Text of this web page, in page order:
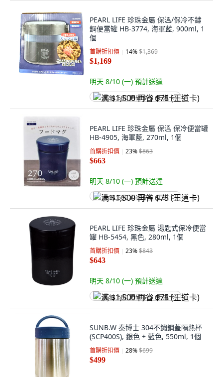
PEARL LIFE 珍珠金屬 保溫/保冷不鏽
鋼便當罐 HB-3774, 海軍藍, 900ml, 1
個
首購折扣價 14%$1,369
$1,169
明天 8/10 (一) 預計送達
满 $1,500 再省 $75 (王道卡)
PEARL LIFE 珍珠金屬 保溫 保冷便當罐
HB-4905, 海軍藍, 270ml, 1個
首購折扣價 23%$863
$663
明天 8/10 (一) 預計送達
满 $1,500 再省 $75 (王道卡)
PEARL LIFE 珍珠金屬 湯匙式保冷便當
罐 HB-5454, 黑色, 280ml, 1個
首購折扣價 23%$843
$643
明天 8/10 (一) 預計送達
满 $1,500 再省 $75 (王道卡)
SUNB.W 秦博士 304不鏽鋼蓋隔熱杯
(SCP400S), 銀色 + 藍色, 550ml, 1個
首購折扣價 28%$699
$499